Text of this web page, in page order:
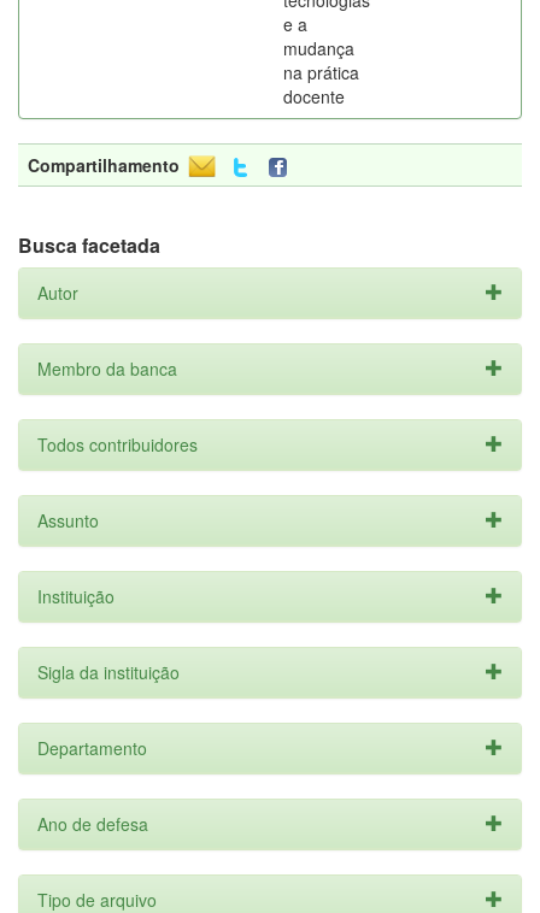
e a
mudança
na prática
docente
Compartilhamento
Busca facetada
Autor
Membro da banca
Todos contribuidores
Assunto
Instituição
Sigla da instituição
Departamento
Ano de defesa
Tipo de arquivo